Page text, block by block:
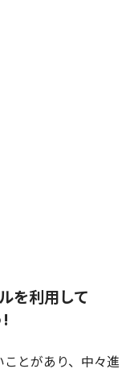
を利用して
とがあり、中々進